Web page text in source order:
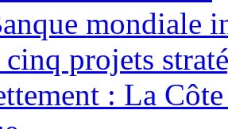
mondiale
cinq projets
: La